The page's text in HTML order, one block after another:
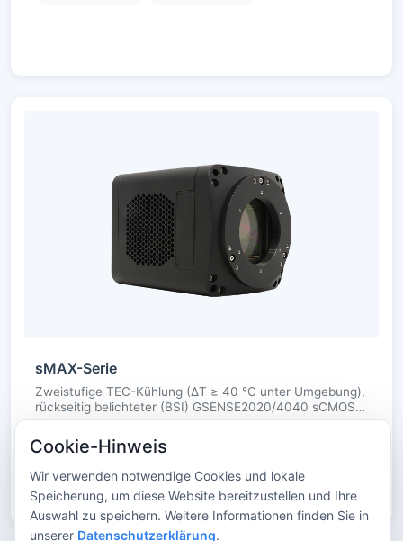
sMAX-Serie
Zweistufige TEC-Kühlung (ΔT ≥ 40 °C unter Umgebung),
rückseitig belichteter (BSI) GSENSE2020/4040 sCMOS,
hohe Quanteneffizienz (bis zu 95 % @ 560 nm),
Auflösung bis 4096 × 4096, geeignet für
Fluoreszenz/Spektroskopie/Astronomie/Genomsequenzierung
und andere Schwachlichtanwendungen
sCMOS
CameraLink
Cookie-Hinweis
Wir verwenden notwendige Cookies und lokale
Speicherung, um diese Website bereitzustellen und Ihre
Auswahl zu speichern. Weitere Informationen finden Sie in
unserer Datenschutzerklärung.